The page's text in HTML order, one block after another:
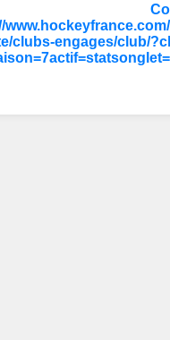
clubs-engages/club/